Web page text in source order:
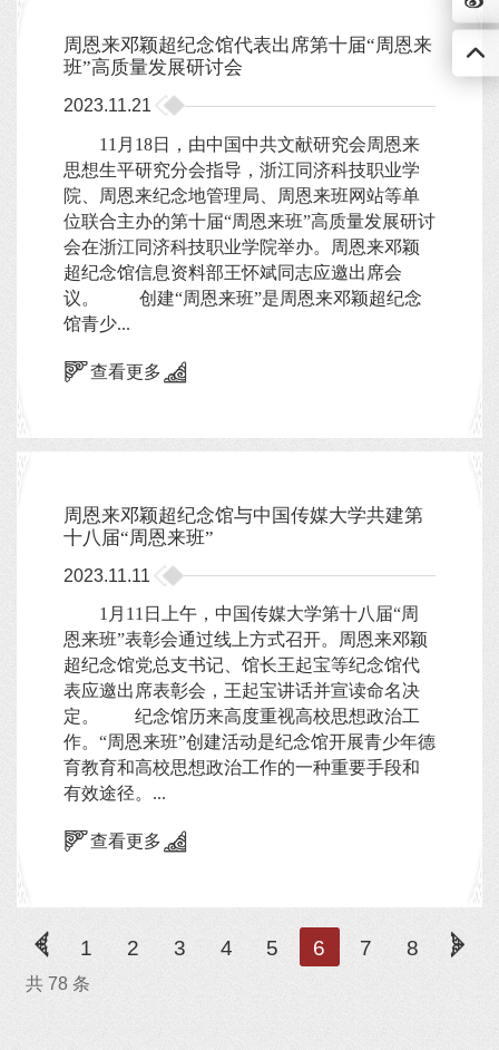
周恩来邓颖超纪念馆代表出席第十届“周恩来
班”高质量发展研讨会
2023.11.21
11月18日，由中国中共文献研究会周恩来
思想生平研究分会指导，浙江同济科技职业学
院、周恩来纪念地管理局、周恩来班网站等单
位联合主办的第十届“周恩来班”高质量发展研讨
会在浙江同济科技职业学院举办。周恩来邓颖
超纪念馆信息资料部王怀斌同志应邀出席会
议。 创建“周恩来班”是周恩来邓颖超纪念
馆青少...
查看更多
周恩来邓颖超纪念馆与中国传媒大学共建第
十八届“周恩来班”
2023.11.11
1月11日上午，中国传媒大学第十八届“周
恩来班”表彰会通过线上方式召开。周恩来邓颖
超纪念馆党总支书记、馆长王起宝等纪念馆代
表应邀出席表彰会，王起宝讲话并宣读命名决
定。 纪念馆历来高度重视高校思想政治工
作。“周恩来班”创建活动是纪念馆开展青少年德
育教育和高校思想政治工作的一种重要手段和
有效途径。...
查看更多
1 2 3 4 5 6 7 8
共 78 条